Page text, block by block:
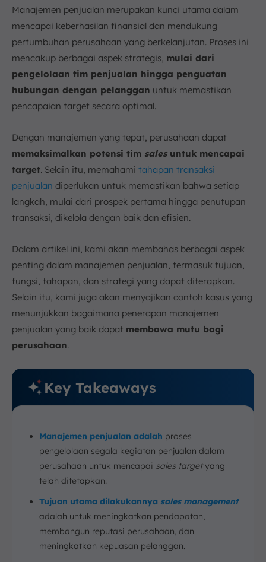
Manajemen penjualan merupakan kunci utama dalam
mencapai keberhasilan finansial dan mendukung
pertumbuhan perusahaan yang berkelanjutan. Proses ini
mencakup berbagai aspek strategis, mulai dari
pengelolaan tim penjualan hingga penguatan
hubungan dengan pelanggan untuk memastikan
pencapaian target secara optimal.
Dengan manajemen yang tepat, perusahaan dapat
memaksimalkan potensi tim salesuntuk mencapai
target. Selain itu, memahami tahapan transaksi
penjualan diperlukan untuk memastikan bahwa setiap
langkah, mulai dari prospek pertama hingga penutupan
transaksi, dikelola dengan baik dan efisien.
Dalam artikel ini, kami akan membahas berbagai aspek
penting dalam manajemen penjualan, termasuk tujuan,
fungsi, tahapan, dan strategi yang dapat diterapkan.
Selain itu, kami juga akan menyajikan contoh kasus yang
menunjukkan bagaimana penerapan manajemen
penjualan yang baik dapat membawa mutu bagi
perusahaan.
Key Takeaways
Manajemen penjualan adalah proses
pengelolaan segala kegiatan penjualan dalam
perusahaan untuk mencapai sales targetyang
telah ditetapkan.
Tujuan utama dilakukannya sales management
adalah untuk meningkatkan pendapatan,
membangun reputasi perusahaan, dan
meningkatkan kepuasan pelanggan.